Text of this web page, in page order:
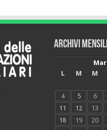
Archivi
L
M M
4
5 6
11
12 13
18
19 20